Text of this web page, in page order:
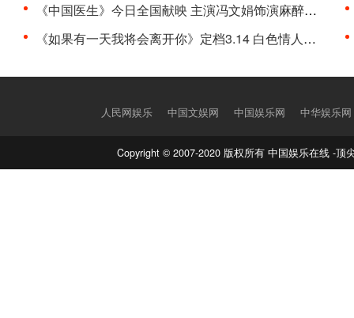
《中国医生》今日全国献映 主演冯文娟饰演麻醉科主任···
《如果有一天我将会离开你》定档3.14 白色情人节温暖···
人民网娱乐 中国文娱网 中国娱乐网 中华娱乐网
Copyright © 2007-2020 版权所有 中国娱乐在线 -顶